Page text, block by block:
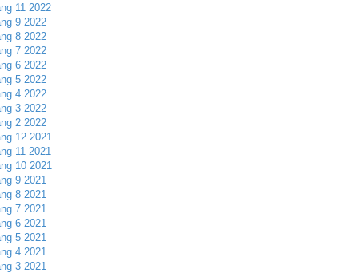
11 2022
9 2022
8 2022
7 2022
6 2022
5 2022
4 2022
3 2022
2 2022
12 2021
11 2021
10 2021
9 2021
8 2021
7 2021
6 2021
5 2021
4 2021
3 2021